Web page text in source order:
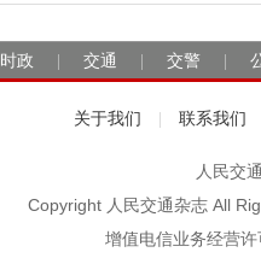
时政 交通 交警
关于我们 联系我们
人民交
Copyright 人民交通杂志 All
增值电信业务经营